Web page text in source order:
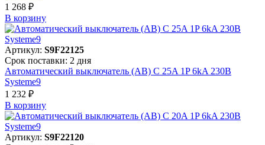
1 268 ₽
В корзинy
Артикул: S9F22125
Срок поставки: 2 дня
Автоматический выключатель (АВ) C 25A 1P 6kA 230В
Systeme9
1 232 ₽
В корзинy
Артикул: S9F22120